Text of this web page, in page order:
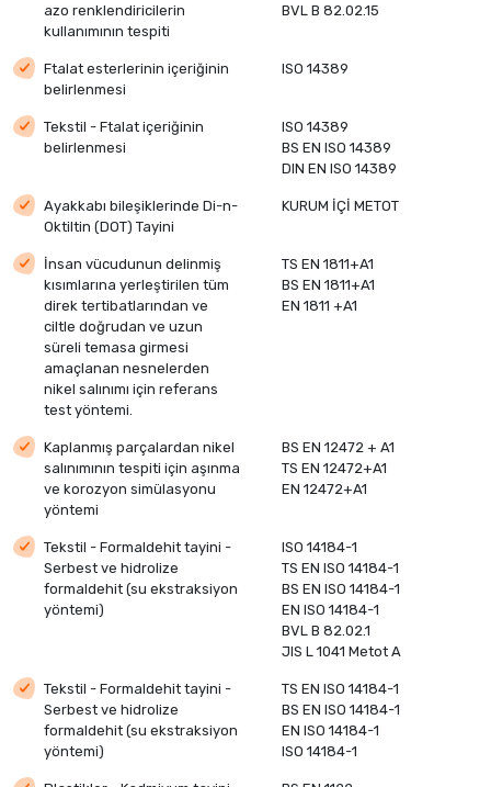
azo renklendiricilerin
kullanımının tespiti
BVL B 82.02.15
Ftalat esterlerinin içeriğinin
belirlenmesi
ISO 14389
Tekstil - Ftalat içeriğinin
belirlenmesi
ISO 14389
BS EN ISO 14389
DIN EN ISO 14389
Ayakkabı bileşiklerinde Di-n-
Oktiltin (DOT) Tayini
KURUM İÇİ METOT
İnsan vücudunun delinmiş
kısımlarına yerleştirilen tüm
direk tertibatlarından ve
ciltle doğrudan ve uzun
süreli temasa girmesi
amaçlanan nesnelerden
nikel salınımı için referans
test yöntemi.
TS EN 1811+A1
BS EN 1811+A1
EN 1811 +A1
Kaplanmış parçalardan nikel
salınımının tespiti için aşınma
ve korozyon simülasyonu
yöntemi
BS EN 12472 + A1
TS EN 12472+A1
EN 12472+A1
Tekstil - Formaldehit tayini -
Serbest ve hidrolize
formaldehit (su ekstraksiyon
yöntemi)
ISO 14184-1
TS EN ISO 14184-1
BS EN ISO 14184-1
EN ISO 14184-1
BVL B 82.02.1
JIS L 1041 Metot A
Tekstil - Formaldehit tayini -
Serbest ve hidrolize
formaldehit (su ekstraksiyon
yöntemi)
TS EN ISO 14184-1
BS EN ISO 14184-1
EN ISO 14184-1
ISO 14184-1